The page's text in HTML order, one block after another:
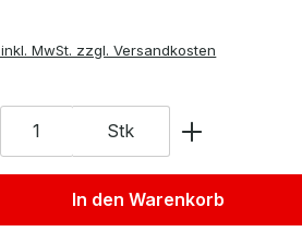
MwSt. zzgl. Versandkosten
Stk
In den Warenkorb